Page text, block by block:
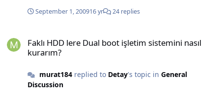
September 1, 200916 yr 24 replies
Faklı HDD lere Dual boot işletim sistemini nasıl
kurarım?
murat184replied to Detay's topic in General
Discussion